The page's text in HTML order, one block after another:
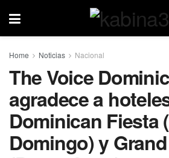
Home Noticias Nacional
The Voice
agradece a
Dominican Fiesta
Domingo) y